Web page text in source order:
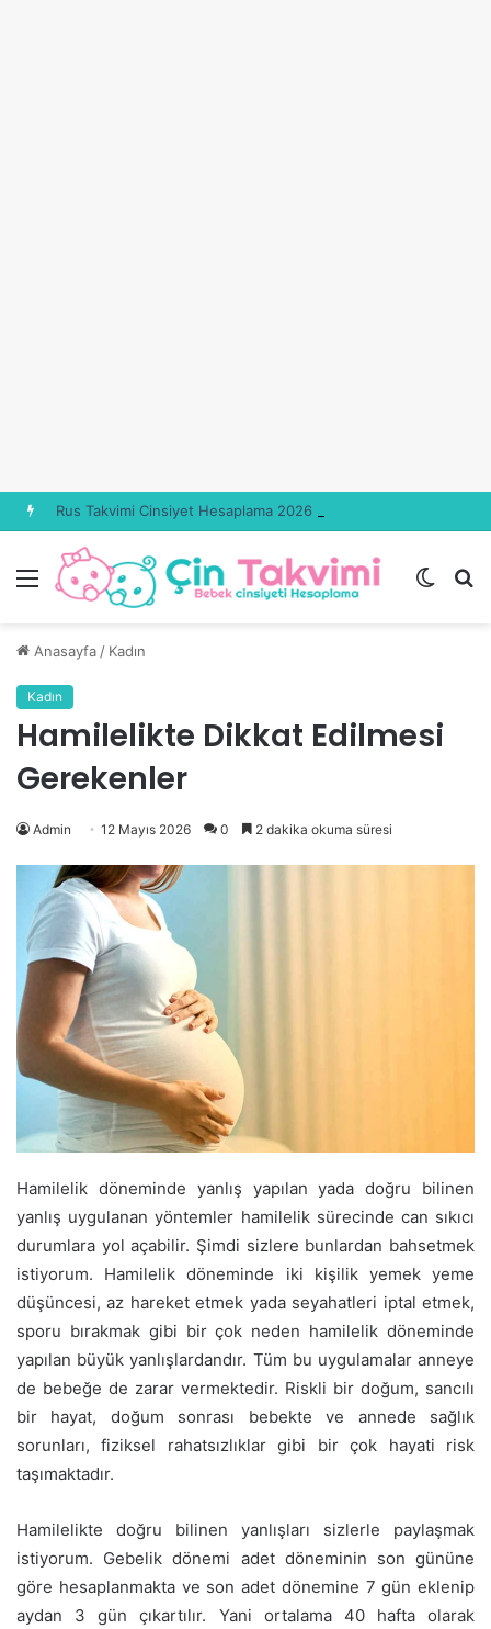
Rus Takvimi Cinsiyet Hesaplama 2026 Güncel
Menü
Dış
Anasayfa / Kadın
Kadın
Hamilelikte Dikkat Edilmesi
Gerekenler
Admin 12 Mayıs 2026 0 2 dakika okuma süresi
Hamilelik döneminde yanlış yapılan yada doğru bilinen
yanlış uygulanan yöntemler hamilelik sürecinde can sıkıcı
durumlara yol açabilir. Şimdi sizlere bunlardan bahsetmek
istiyorum. Hamilelik döneminde iki kişilik yemek yeme
düşüncesi, az hareket etmek yada seyahatleri iptal etmek,
sporu bırakmak gibi bir çok neden hamilelik döneminde
yapılan büyük yanlışlardandır. Tüm bu uygulamalar anneye
de bebeğe de zarar vermektedir. Riskli bir doğum, sancılı
bir hayat, doğum sonrası bebekte ve annede sağlık
sorunları, fiziksel rahatsızlıklar gibi bir çok hayati risk
taşımaktadır.
Hamilelikte doğru bilinen yanlışları sizlerle paylaşmak
istiyorum. Gebelik dönemi adet döneminin son gününe
göre hesaplanmakta ve son adet dönemine 7 gün eklenip
aydan 3 gün çıkartılır. Yani ortalama 40 hafta olarak